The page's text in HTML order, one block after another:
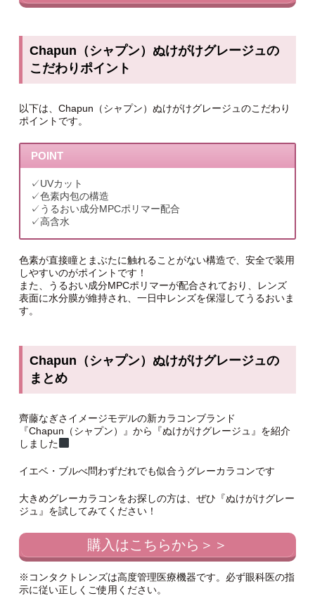
Chapun（シャプン）ぬけがけグレージュの
こだわりポイント
以下は、Chapun（シャプン）ぬけがけグレージュのこだわり
ポイントです。
POINT
✓UVカット
✓色素内包の構造
✓うるおい成分MPCポリマー配合
✓高含水
色素が直接瞳とまぶたに触れることがない構造で、安全で装用
しやすいのがポイントです！
また、うるおい成分MPCポリマーが配合されており、レンズ
表面に水分膜が維持され、一日中レンズを保湿してうるおいま
す。
Chapun（シャプン）ぬけがけグレージュの
まとめ
齊藤なぎさイメージモデルの新カラコンブランド
『Chapun（シャプン）』から『ぬけがけグレージュ』を紹介
しました‍
イエベ・ブルべ問わずだれでも似合うグレーカラコンです
大きめグレーカラコンをお探しの方は、ぜひ『ぬけがけグレー
ジュ』を試してみてください！
購入はこちらから＞＞
※コンタクトレンズは高度管理医療機器です。必ず眼科医の指
示に従い正しくご使用ください。